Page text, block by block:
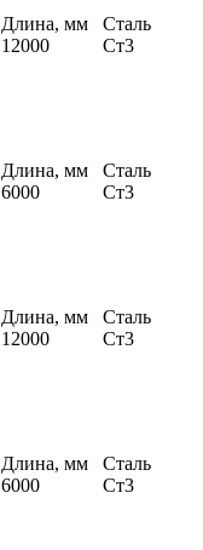
Длина, мм
12000
Сталь
Ст3
Длина, мм
6000
Сталь
Ст3
Длина, мм
12000
Сталь
Ст3
Длина, мм
6000
Сталь
Ст3